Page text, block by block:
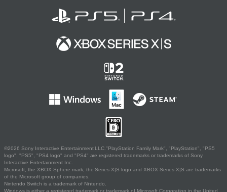
©2026 Sony Interactive Entertainment LLC."PlayStation Family Mark", "PlayStation", "PS5
logo", "PS5", "PS4 logo" and "PS4" are registered trademarks or trademarks of Sony
Interactive Entertainment Inc.
Microsoft, the XBOX Sphere mark, the Series X|S logo and XBOX Series X|S are trademarks
of the Microsoft group of companies.
Nintendo Switch is a trademark of Nintendo.
Windows is either a registered trademark or trademark of Microsoft Corporation in the United